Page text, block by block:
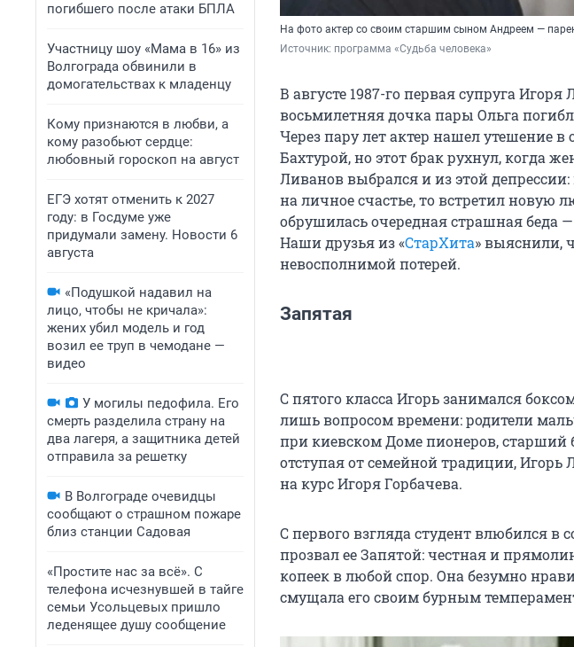
погибшего после атаки БПЛА
Участницу шоу «Мама в 16» из
Волгограда обвинили в
домогательствах к младенцу
Кому признаются в любви, а
кому разобьют сердце:
любовный гороскоп на август
ЕГЭ хотят отменить к 2027
году: в Госдуме уже
придумали замену. Новости 6
августа
«Подушкой надавил на
лицо, чтобы не кричала»:
жених убил модель и год
возил ее труп в чемодане —
видео
У могилы педофила. Его
смерть разделила страну на
два лагеря, а защитника детей
отправила за решетку
В Волгограде очевидцы
сообщают о страшном пожаре
близ станции Садовая
«Простите нас за всё». С
телефона исчезнувшей в тайге
семьи Усольцевых пришло
леденящее душу сообщение
На фото актер со своим старшим сыном Андреем —
Источник: программа «Судьба человека»
В августе 1987-го первая супруга
восьмилетняя дочка пары Ольга
Через пару лет актер нашел утешение
Бахтурой, но этот брак рухнул, когда
Ливанов выбрался и из этой
на личное счастье, то встретил новую
обрушилась очередная страшная беда
Наши друзья из «СтарХита» выяснили,
невосполнимой потерей.
Запятая
С пятого класса Игорь занимался
лишь вопросом времени: родители
при киевском Доме пионеров, старший
отступая от семейной традиции,
на курс Игоря Горбачева.
С первого взгляда студент влюбился в
прозвал ее Запятой: честная и
копеек в любой спор. Она безумно
смущала его своим бурным